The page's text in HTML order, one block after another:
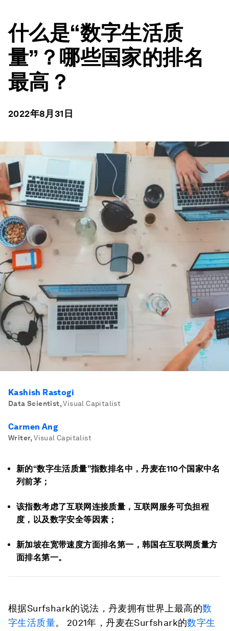
什么是“数字生活质
量”？哪些国家的排名
最高？
2022年8月31日
Kashish Rastogi
Data Scientist, Visual Capitalist
Carmen Ang
Writer, Visual Capitalist
新的“数字生活质量”指数排名中，丹麦在110个国家中名
列前茅；
该指数考虑了互联网连接质量，互联网服务可负担程
度，以及数字安全等因素；
新加坡在宽带速度方面排名第一，韩国在互联网质量方
面排名第一。
根据Surfshark的说法，丹麦拥有世界上最高的数
字生活质量。 2021年，丹麦在Surfshark的数字生